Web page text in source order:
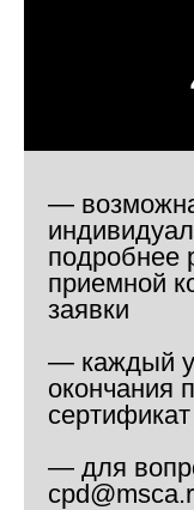
—
подробнее
приемной
заявки
— каждый
окончания
— для